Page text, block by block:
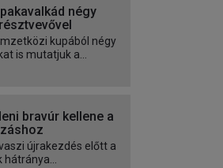
négy
kupából négy
is mutatjuk a...
bravúr kellene a
újrakezdés előtt a
hátránya...